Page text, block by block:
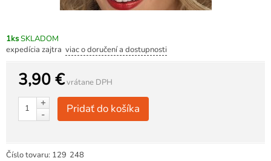
1ksSKLADOM
expedícia zajtra viac o doručení a dostupnosti
3,90 €vrátane DPH
+
-
Pridať do košíka
Číslo tovaru: 129 248